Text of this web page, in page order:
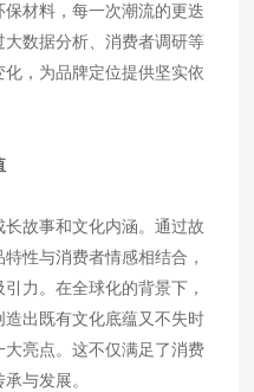
材料，每一次潮流的更迭
数据分析、消费者调研等
，为品牌定位提供坚实依
故事和文化内涵。通过故
性与消费者情感相结合，
力。在全球化的背景下，
出既有文化底蕴又不失时
亮点。这不仅满足了消费
与发展。